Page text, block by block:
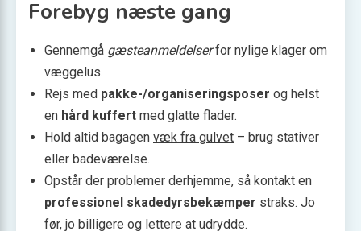
Forebyg næste gang
Gennemgå gæsteanmeldelserfor nylige klager om
væggelus.
Rejs med pakke-/organiseringsposer og helst
en hård kuffert med glatte flader.
Hold altid bagagen væk fra gulvet – brug stativer
eller badeværelse.
Opstår der problemer derhjemme, så kontakt en
professionel skadedyrsbekæmper straks. Jo
før, jo billigere og lettere at udrydde.